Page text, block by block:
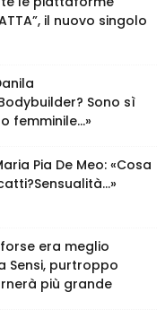
il nuovo singolo
Sono sì
femminile…»
Pia De Meo: «Cosa
era meglio
Sensi, purtroppo
più grande